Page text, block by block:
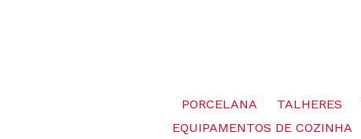
PORCELANA TALHERES
EQUIPAMENTOS DE COZINHA